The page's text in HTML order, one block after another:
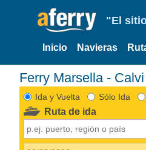
"El
Inicio Navieras
Ferry Marsella - Calvi
Ida y Vuelta Sólo Ida
Ruta de ida